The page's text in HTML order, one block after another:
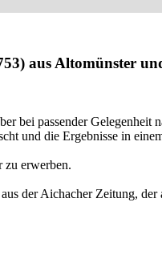
aus Altomünster
bei passender
und die Ergebnisse in
zu erwerben.
der Aichacher Zeitung, der